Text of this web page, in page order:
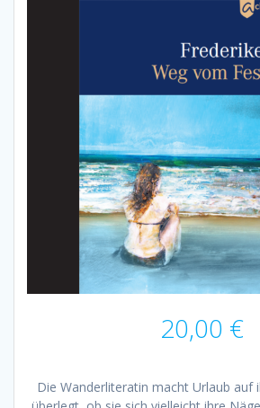
20,00 €
Die Wanderliteratin macht Urlaub auf